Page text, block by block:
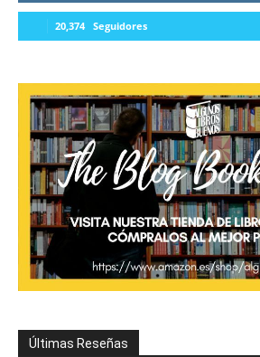
20,374 Seguidores
Últimas Reseñas